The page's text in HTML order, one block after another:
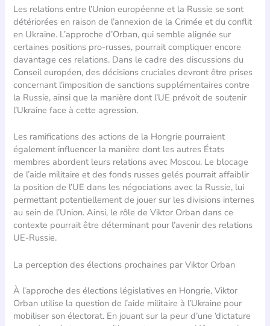
Les relations entre l’Union européenne et la Russie se sont
détériorées en raison de l’annexion de la Crimée et du conflit
en Ukraine. L’approche d’Orban, qui semble alignée sur
certaines positions pro-russes, pourrait compliquer encore
davantage ces relations. Dans le cadre des discussions du
Conseil européen, des décisions cruciales devront être prises
concernant l’imposition de sanctions supplémentaires contre
la Russie, ainsi que la manière dont l’UE prévoit de soutenir
l’Ukraine face à cette agression.
Les ramifications des actions de la Hongrie pourraient
également influencer la manière dont les autres États
membres abordent leurs relations avec Moscou. Le blocage
de l’aide militaire et des fonds russes gelés pourrait affaiblir
la position de l’UE dans les négociations avec la Russie, lui
permettant potentiellement de jouer sur les divisions internes
au sein de l’Union. Ainsi, le rôle de Viktor Orban dans ce
contexte pourrait être déterminant pour l’avenir des relations
UE-Russie.
La perception des élections prochaines par Viktor Orban
À l’approche des élections législatives en Hongrie, Viktor
Orban utilise la question de l’aide militaire à l’Ukraine pour
mobiliser son électorat. En jouant sur la peur d’une ‘dictature